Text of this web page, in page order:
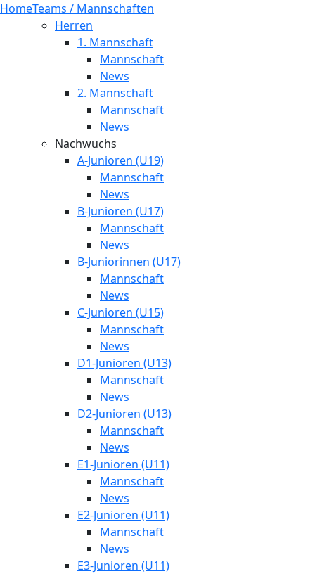
HomeTeams / Mannschaften
Herren
1. Mannschaft
Mannschaft
News
2. Mannschaft
Mannschaft
News
Nachwuchs
A-Junioren (U19)
Mannschaft
News
B-Junioren (U17)
Mannschaft
News
B-Juniorinnen (U17)
Mannschaft
News
C-Junioren (U15)
Mannschaft
News
D1-Junioren (U13)
Mannschaft
News
D2-Junioren (U13)
Mannschaft
News
E1-Junioren (U11)
Mannschaft
News
E2-Junioren (U11)
Mannschaft
News
E3-Junioren (U11)